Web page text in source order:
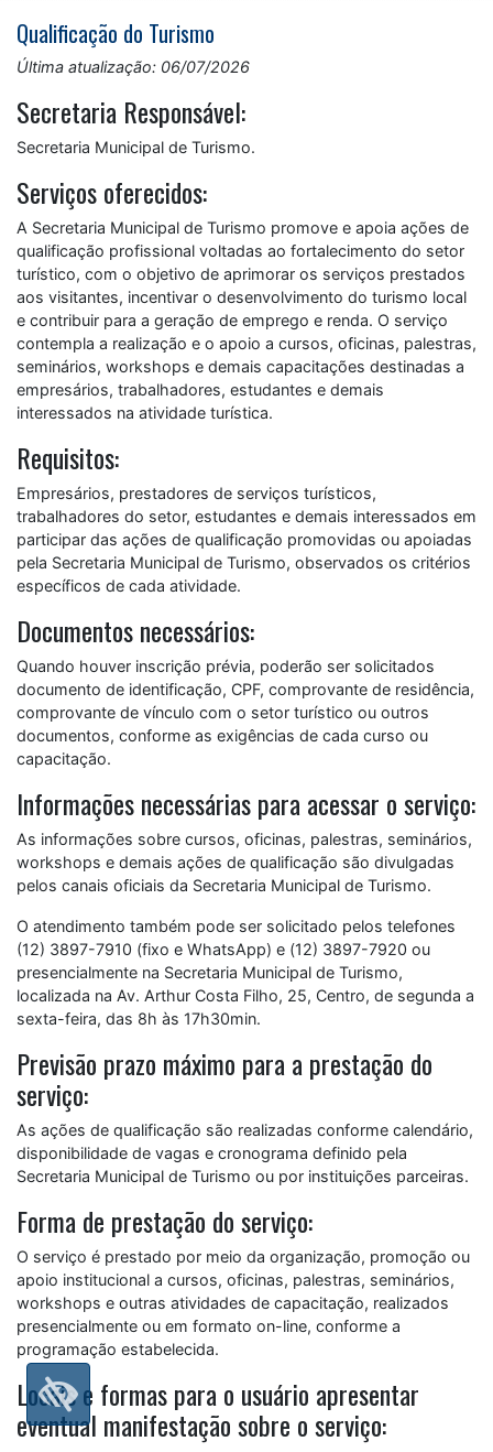
Qualificação do Turismo
Última atualização: 06/07/2026
Secretaria Responsável:
Secretaria Municipal de Turismo.
Serviços oferecidos:
A Secretaria Municipal de Turismo promove e apoia ações de
qualificação profissional voltadas ao fortalecimento do setor
turístico, com o objetivo de aprimorar os serviços prestados
aos visitantes, incentivar o desenvolvimento do turismo local
e contribuir para a geração de emprego e renda. O serviço
contempla a realização e o apoio a cursos, oficinas, palestras,
seminários, workshops e demais capacitações destinadas a
empresários, trabalhadores, estudantes e demais
interessados na atividade turística.
Requisitos:
Empresários, prestadores de serviços turísticos,
trabalhadores do setor, estudantes e demais interessados em
participar das ações de qualificação promovidas ou apoiadas
pela Secretaria Municipal de Turismo, observados os critérios
específicos de cada atividade.
Documentos necessários:
Quando houver inscrição prévia, poderão ser solicitados
documento de identificação, CPF, comprovante de residência,
comprovante de vínculo com o setor turístico ou outros
documentos, conforme as exigências de cada curso ou
capacitação.
Informações necessárias para acessar o serviço:
As informações sobre cursos, oficinas, palestras, seminários,
workshops e demais ações de qualificação são divulgadas
pelos canais oficiais da Secretaria Municipal de Turismo.
O atendimento também pode ser solicitado pelos telefones
(12) 3897-7910 (fixo e WhatsApp) e (12) 3897-7920 ou
presencialmente na Secretaria Municipal de Turismo,
localizada na Av. Arthur Costa Filho, 25, Centro, de segunda a
sexta-feira, das 8h às 17h30min.
Previsão prazo máximo para a prestação do
serviço:
As ações de qualificação são realizadas conforme calendário,
disponibilidade de vagas e cronograma definido pela
Secretaria Municipal de Turismo ou por instituições parceiras.
Forma de prestação do serviço:
O serviço é prestado por meio da organização, promoção ou
apoio institucional a cursos, oficinas, palestras, seminários,
workshops e outras atividades de capacitação, realizados
presencialmente ou em formato on-line, conforme a
programação estabelecida.
Locais e formas para o usuário apresentar
eventual manifestação sobre o serviço: